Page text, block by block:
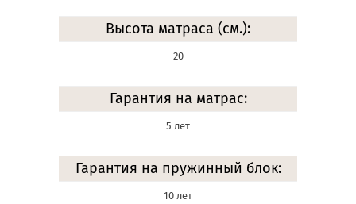
Высота матраса (см.):
20
Гарантия на матрас:
5 лет
Гарантия на пружинный блок:
10 лет